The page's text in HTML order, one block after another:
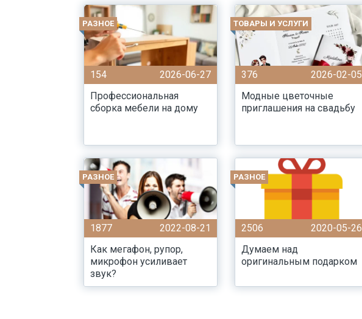
РАЗНОЕ
154
2026-06-27
Профессиональная
сборка мебели на дому
ТОВАРЫ И УСЛУГИ
376
2026-02-05
Модные цветочные
приглашения на свадьбу
РАЗНОЕ
1877
2022-08-21
Как мегафон, рупор,
микрофон усиливает
звук?
РАЗНОЕ
2506
2020-05-26
Думаем над
оригинальным подарком